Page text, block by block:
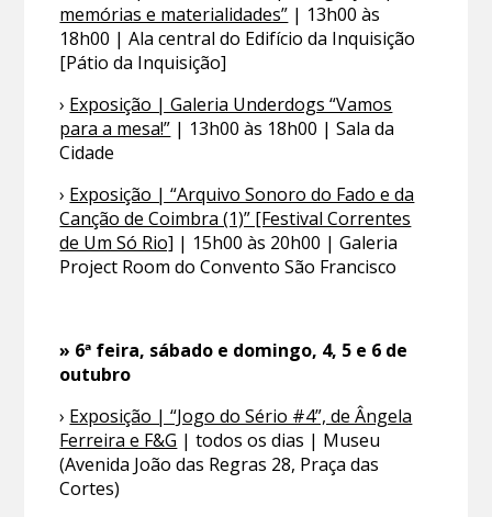
memórias e materialidades” | 13h00 às
18h00 | Ala central do Edifício da Inquisição
[Pátio da Inquisição]
› Exposição | Galeria Underdogs “Vamos
para a mesa!” | 13h00 às 18h00 | Sala da
Cidade
› Exposição | “Arquivo Sonoro do Fado e da
Canção de Coimbra (1)” [Festival Correntes
de Um Só Rio] | 15h00 às 20h00 | Galeria
Project Room do Convento São Francisco
» 6ª feira, sábado e domingo, 4, 5 e 6 de
outubro
› Exposição | “Jogo do Sério #4”, de Ângela
Ferreira e F&G | todos os dias | Museu
(Avenida João das Regras 28, Praça das
Cortes)